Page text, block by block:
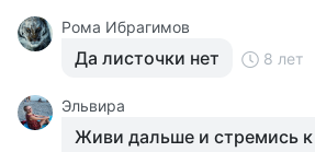
Рома Ибрагимов
Да листочки нет 8 лет
Эльвира
Живи дальше и стремись